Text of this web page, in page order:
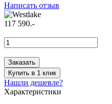
Написать отзыв
117 590.-
Заказать
Купить в 1 клик
Нашли дешевле?
Характеристики